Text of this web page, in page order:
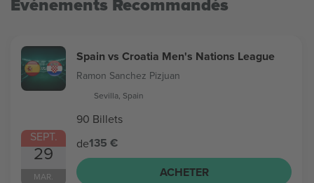
Evénements Recommandés
SEPT.
29
MAR.
Spain vs Croatia Men's Nations League
Ramon Sanchez Pizjuan
Sevilla, Spain
90 Billets
de135 €
ACHETER